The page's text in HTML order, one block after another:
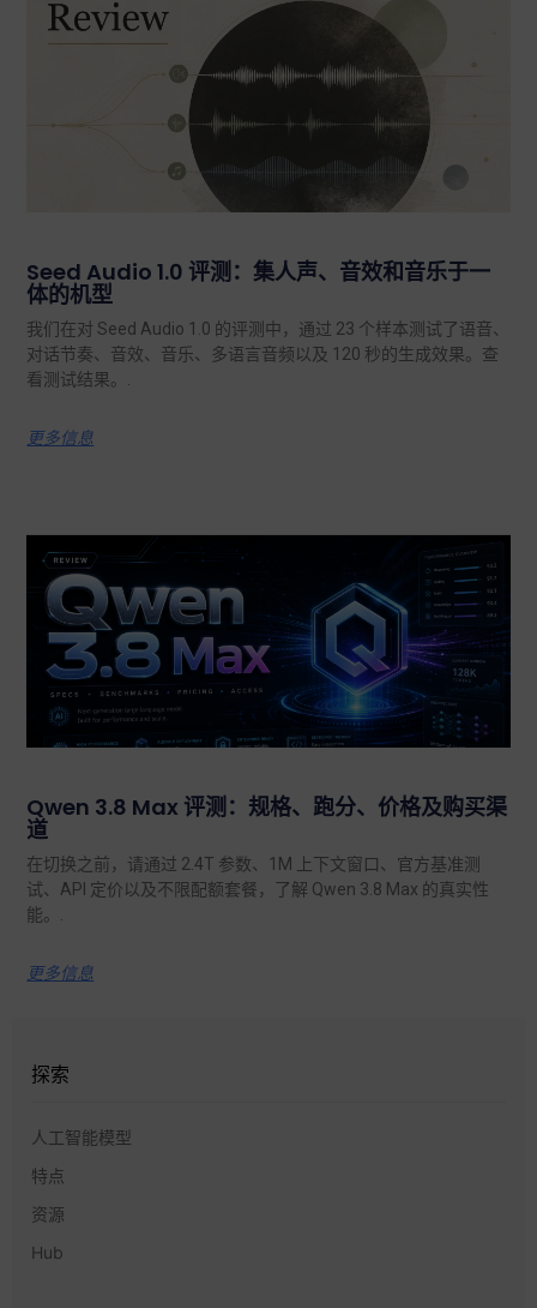
Seed Audio 1.0 评测：集人声、音效和音乐于一
体的机型
我们在对 Seed Audio 1.0 的评测中，通过 23 个样本测试了语音、
对话节奏、音效、音乐、多语言音频以及 120 秒的生成效果。查
看测试结果。.
更多信息
Qwen 3.8 Max 评测：规格、跑分、价格及购买渠
道
在切换之前，请通过 2.4T 参数、1M 上下文窗口、官方基准测
试、API 定价以及不限配额套餐，了解 Qwen 3.8 Max 的真实性
能。.
更多信息
探索
人工智能模型
特点
资源
Hub